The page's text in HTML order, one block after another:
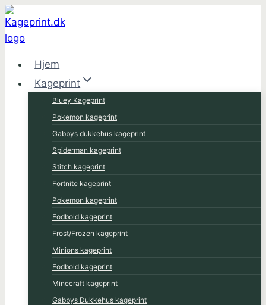
Fortsæt
til
indhold
Hjem
Kageprint
Bluey Kageprint
Pokemon kageprint
Gabbys dukkehus kageprint
Spiderman kageprint
Stitch kageprint
Fortnite kageprint
Pokemon kageprint
Fodbold kageprint
Frost/Frozen kageprint
Minions kageprint
Fodbold kageprint
Minecraft kageprint
Gabbys Dukkehus kageprint